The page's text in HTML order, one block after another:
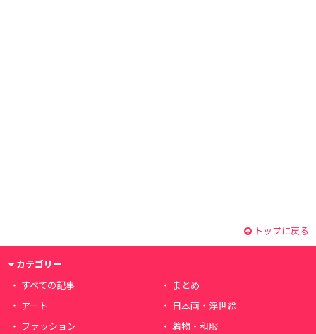
トップに戻る
カテゴリー
すべての記事
まとめ
アート
日本画・浮世絵
ファッション
着物・和服